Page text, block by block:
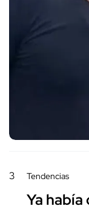
3 Tendencias
Ya